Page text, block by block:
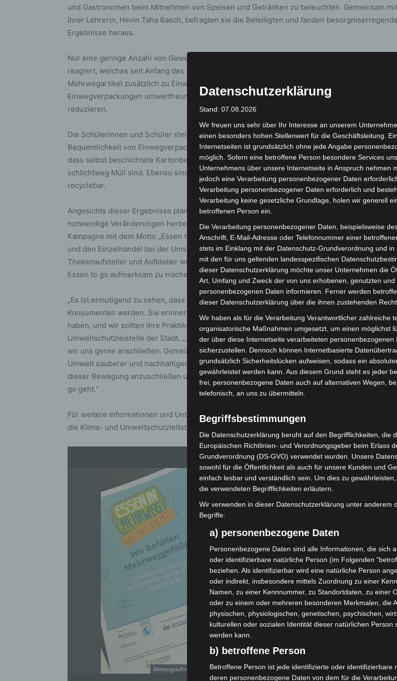
und Gastronomen beim Mitnehmen von Speisen und Getränken zu beleuchten. Gemeinsam mit
ihrer Lehrerin, Hevin Taha Basch, befragten sie die Beteiligten und fanden besorgniserregende
Ergebnisse heraus.
Nur eine geringe Anzahl von Gewerbetreibenden hat bereits auf das neue Verpackungsgesetz
reagiert, welches seit Anfang des Jahres in Kraft ist. Dieses Gesetz schreibt vor, dass
Mehrwegartikel zusätzlich zu Einwegverpackungen angeboten werden müssen. Zudem müssen
Einwegverpackungen umweltfreundlicher gestaltet werden, um die Müllproblematik zu
reduzieren.
Die Schülerinnen und Schüler stellten fest, dass die Kundschaft noch zögerlich auf die
Bequemlichkeit von Einwegverpackungen verzichtet. Sie machten auf die Tatsache
dass selbst beschichtete Kartonbehältnisse keine gute Alternative darstellen, sondern
schlichtweg Müll sind. Ebenso sind die noch zugelassenen Aluschalen weder abbaubar noch
recyclebar.
Angesichts dieser Ergebnisse plant die Klima- und Umweltschutzleitstelle der Stadt, dringend
notwendige Veränderungen herbeizuführen. Im Rahmen der „LoP: Langenhagen ohne Plastik“-
Kampagne mit dem Motto „Essen to go: Lecker – aber umweltbewusst“ wird sie die
und den Einzelhandel bei der Umsetzung der Hinweispflicht unterstützen. Kostenlose Plakate,
Thekenaufsteller und Aufkleber werden zur Verfügung gestellt, um Kunden auf
Essen to go aufmerksam zu machen.
„Es ist ermutigend zu sehen, dass die Schülerinnen und Schüler bereits jetzt bewusstere
Konsumenten werden. Sie erinnern uns daran, dass unsere Großeltern oft nachhaltiger gelebt
haben, und wir sollten ihre Praktiken wieder aufgreifen.“, lobt Corinna Meyer von der Klima-
Umweltschutzleistelle der Stadt. „‚Essen to go: Lecker – aber umweltbewusst‘ ist ein Motto,
wir uns gerne anschließen. Gemeinsam können wir dazu beitragen, unsere Stadt und unsere
Umwelt sauberer und nachhaltiger zu gestalten. Ich ermutige alle Bürgerinnen und Bürger,
dieser Bewegung anzuschließen und bewusste Entscheidungen zu treffen, wenn es um Essen
go geht.“
Für weitere Informationen und Unterstützung bei der Umsetzung eines Mehrweg-Konzeptes
die Klima- und Umweltschutzleitstelle der Stadt Langenhagen gerne zur Verfügung.
1von 1
Mehrwegaufsteller der Klima- und Umweltschutzleitstelle der Stadt Langenhagen. - Foto: Stadt
Datenschutzerklärung
Stand: 07.08.2026
Wir freuen uns sehr über Ihr Interesse an unserem
einen besonders hohen Stellenwert für die Geschäftsleitung.
Internetseiten ist grundsätzlich ohne jede Angabe
möglich. Sofern eine betroffene Person besondere Services
Unternehmens über unsere Internetseite in Anspruch nehmen
jedoch eine Verarbeitung personenbezogener Daten
Verarbeitung personenbezogener Daten erforderlich und
Verarbeitung keine gesetzliche Grundlage, holen wir generell
betroffenen Person ein.
Die Verarbeitung personenbezogener Daten, beispielsweise
Anschrift, E-Mail-Adresse oder Telefonnummer einer
stets im Einklang mit der Datenschutz-Grundverordnung und in
mit den für uns geltenden landesspezifischen
dieser Datenschutzerklärung möchte unser Unternehmen die
Art, Umfang und Zweck der von uns erhobenen, genutzten und
personenbezogenen Daten informieren. Ferner werden
dieser Datenschutzerklärung über die ihnen zustehenden
Wir haben als für die Verarbeitung Verantwortlicher zahlreiche
organisatorische Maßnahmen umgesetzt, um einen möglichst
der über diese Internetseite verarbeiteten personenbezogenen
sicherzustellen. Dennoch können Internetbasierte
grundsätzlich Sicherheitslücken aufweisen, sodass ein
gewährleistet werden kann. Aus diesem Grund steht es jeder
frei, personenbezogene Daten auch auf alternativen Wegen,
telefonisch, an uns zu übermitteln.
Begriffsbestimmungen
Die Datenschutzerklärung beruht auf den Begrifflichkeiten, die
Europäischen Richtlinien- und Verordnungsgeber beim Erlass
Grundverordnung (DS-GVO) verwendet wurden. Unsere
sowohl für die Öffentlichkeit als auch für unsere Kunden und
einfach lesbar und verständlich sein. Um dies zu
die verwendeten Begrifflichkeiten erläutern.
Wir verwenden in dieser Datenschutzerklärung unter anderem
Begriffe:
a) personenbezogene Daten
Personenbezogene Daten sind alle Informationen, die sich
oder identifizierbare natürliche Person (im Folgenden
beziehen. Als identifizierbar wird eine natürliche Person
oder indirekt, insbesondere mittels Zuordnung zu einer
Namen, zu einer Kennnummer, zu Standortdaten, zu einer
oder zu einem oder mehreren besonderen Merkmalen, die
physischen, physiologischen, genetischen, psychischen,
kulturellen oder sozialen Identität dieser natürlichen Person
werden kann.
b) betroffene Person
Betroffene Person ist jede identifizierte oder identifizierbare
deren personenbezogene Daten von dem für die